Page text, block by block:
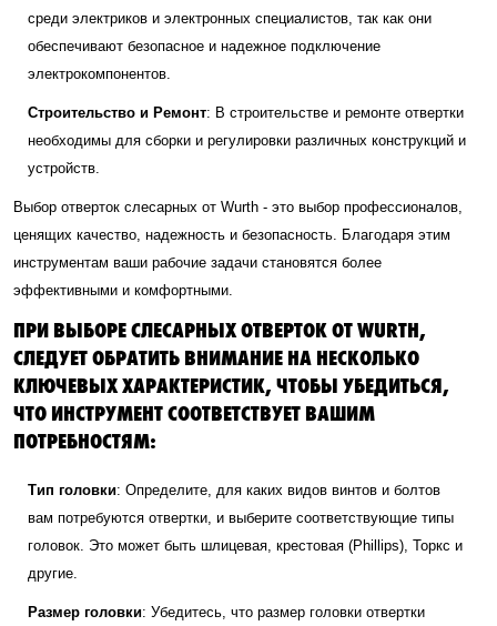
среди электриков и электронных специалистов, так как они
обеспечивают безопасное и надежное подключение
электрокомпонентов.
Строительство и Ремонт: В строительстве и ремонте отвертки
необходимы для сборки и регулировки различных конструкций и
устройств.
Выбор отверток слесарных от Wurth - это выбор профессионалов,
ценящих качество, надежность и безопасность. Благодаря этим
инструментам ваши рабочие задачи становятся более
эффективными и комфортными.
ПРИ ВЫБОРЕ СЛЕСАРНЫХ ОТВЕРТОК ОТ WURTH,
СЛЕДУЕТ ОБРАТИТЬ ВНИМАНИЕ НА НЕСКОЛЬКО
КЛЮЧЕВЫХ ХАРАКТЕРИСТИК, ЧТОБЫ УБЕДИТЬСЯ,
ЧТО ИНСТРУМЕНТ СООТВЕТСТВУЕТ ВАШИМ
ПОТРЕБНОСТЯМ:
Тип головки: Определите, для каких видов винтов и болтов
вам потребуются отвертки, и выберите соответствующие типы
головок. Это может быть шлицевая, крестовая (Phillips), Торкс и
другие.
Размер головки: Убедитесь, что размер головки отвертки